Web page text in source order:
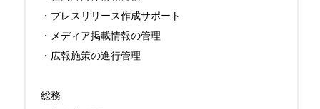
・プレスリリース作成サポート
・メディア掲載情報の管理
・広報施策の進行管理
総務